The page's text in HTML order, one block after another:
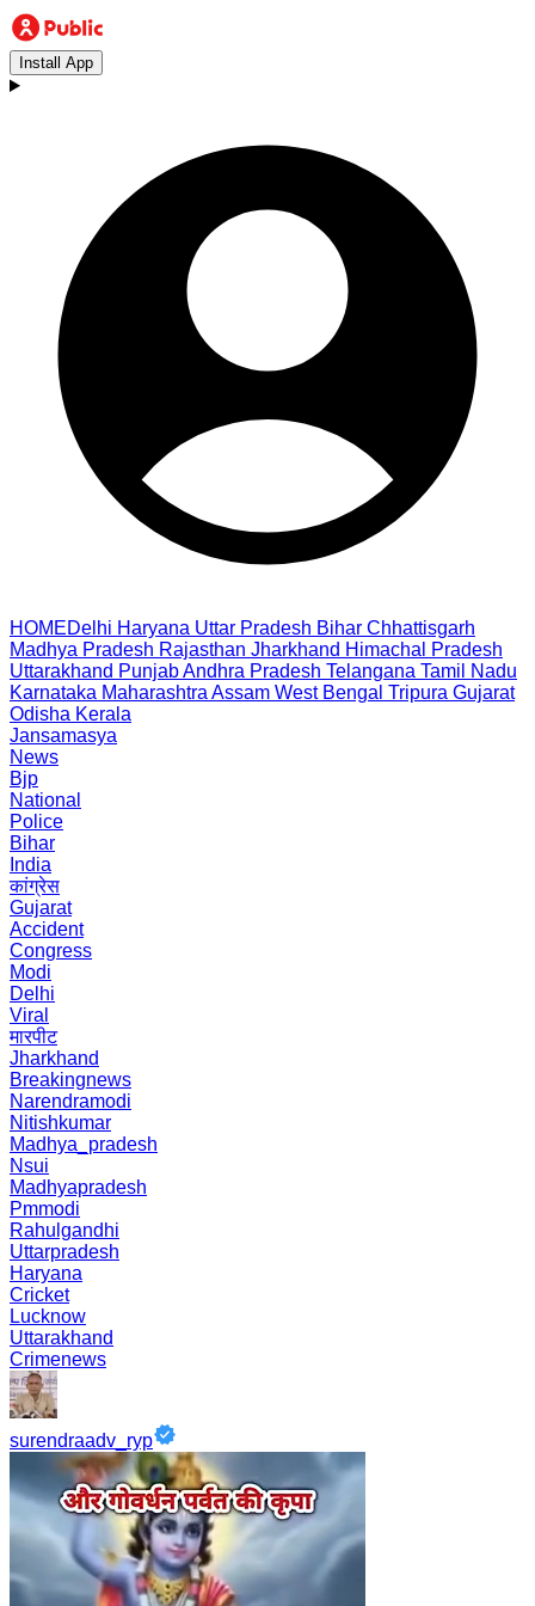
Install App
HOMEDelhi Haryana Uttar Pradesh Bihar Chhattisgarh
Madhya Pradesh Rajasthan Jharkhand Himachal Pradesh
Uttarakhand PunjabAndhra Pradesh Telangana Tamil Nadu
Karnataka Maharashtra Assam West Bengal Tripura Gujarat
Odisha Kerala
Jansamasya
News
Bjp
National
Police
Bihar
India
कांग्रेस
Gujarat
Accident
Congress
Modi
Delhi
Viral
मारपीट
Jharkhand
Breakingnews
Narendramodi
Nitishkumar
Madhya_pradesh
Nsui
Madhyapradesh
Pmmodi
Rahulgandhi
Uttarpradesh
Haryana
Cricket
Lucknow
Uttarakhand
Crimenews
surendraadv_ryp